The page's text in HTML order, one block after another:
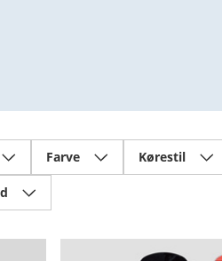
Farve Kørestil